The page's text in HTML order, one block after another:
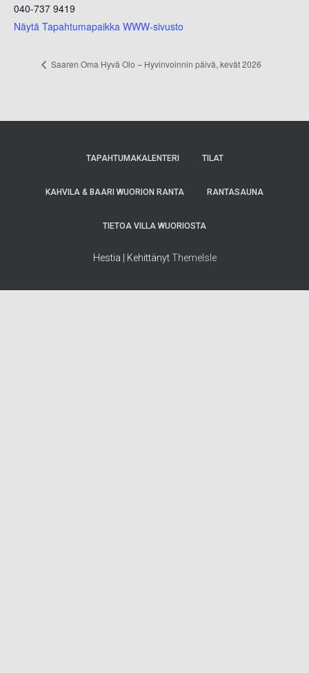
040-737 9419
Näytä Tapahtumapaikka WWW-sivusto
Saaren Oma Hyvä Olo – Hyvinvoinnin päivä, kevät 2026
TAPAHTUMAKALENTERI TILAT
KAHVILA & BAARI WUORION RANTA RANTASAUNA
TIETOA VILLA WUORIOSTA
Hestia | KehittänytThemeIsle